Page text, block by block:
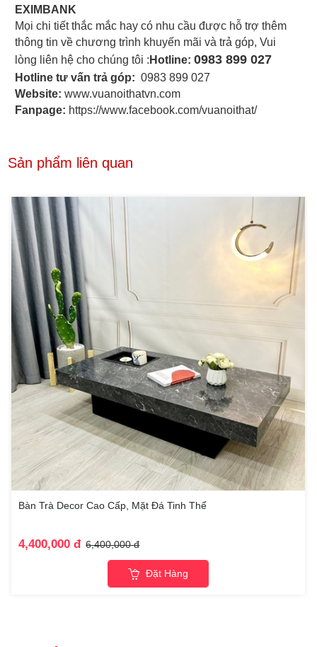
EXIMBANK
Mọi chi tiết thắc mắc hay có nhu cầu được hỗ trợ thêm
thông tin về chương trình khuyến mãi và trả góp, Vui
lòng liên hệ cho chúng tôi : Hotline: 0983 899 027
Hotline tư vấn trả góp: 0983 899 027
Website: www.vuanoithatvn.com
Fanpage: https://www.facebook.com/vuanoithat/
Sản phẩm liên quan
Bàn Trà Decor Cao Cấp, Mặt Đá Tinh Thể
4,400,000 đ 6,400,000 đ
Đặt Hàng